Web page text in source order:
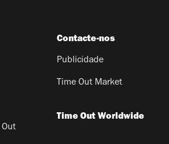
Out
Contacte-nos
Publicidade
Time Out Market
Time Out Worldwide